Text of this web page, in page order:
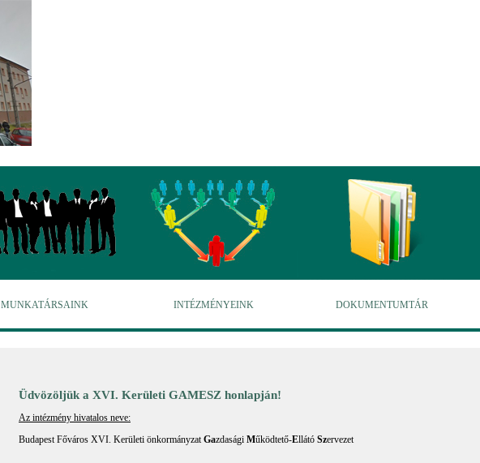
MUNKATÁRSAINK INTÉZMÉNYEINK DOKUMENTUMTÁR
Üdvözöljük a XVI. Kerületi GAMESZ honlapján!
Az intézmény hivatalos neve:
Budapest Főváros XVI. Kerületi önkormányzatGazdasági Működtető-Ellátó Szervezet